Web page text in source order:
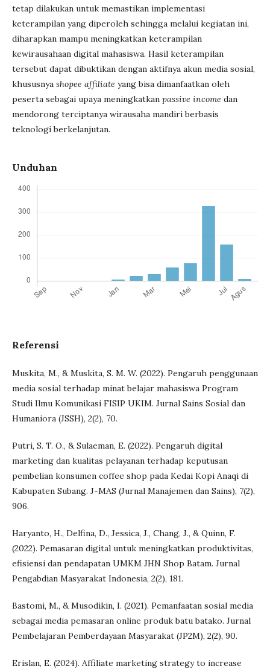
tetap dilakukan untuk memastikan implementasi
keterampilan yang diperoleh sehingga melalui kegiatan ini,
diharapkan mampu meningkatkan keterampilan
kewirausahaan digital mahasiswa. Hasil keterampilan
tersebut dapat dibuktikan dengan aktifnya akun media sosial,
khususnya shopee affiliate yang bisa dimanfaatkan oleh
peserta sebagai upaya meningkatkan passive income dan
mendorong terciptanya wirausaha mandiri berbasis
teknologi berkelanjutan.
Unduhan
Referensi
Muskita, M., & Muskita, S. M. W. (2022). Pengaruh penggunaan
media sosial terhadap minat belajar mahasiswa Program
Studi Ilmu Komunikasi FISIP UKIM. Jurnal Sains Sosial dan
Humaniora (JSSH), 2(2), 70.
Putri, S. T. O., & Sulaeman, E. (2022). Pengaruh digital
marketing dan kualitas pelayanan terhadap keputusan
pembelian konsumen coffee shop pada Kedai Kopi Anaqi di
Kabupaten Subang. J-MAS (Jurnal Manajemen dan Sains), 7(2),
906.
Haryanto, H., Delfina, D., Jessica, J., Chang, J., & Quinn, F.
(2022). Pemasaran digital untuk meningkatkan produktivitas,
efisiensi dan pendapatan UMKM JHN Shop Batam. Jurnal
Pengabdian Masyarakat Indonesia, 2(2), 181.
Bastomi, M., & Musodikin, I. (2021). Pemanfaatan sosial media
sebagai media pemasaran online produk batu batako. Jurnal
Pembelajaran Pemberdayaan Masyarakat (JP2M), 2(2), 90.
Erislan, E. (2024). Affiliate marketing strategy to increase